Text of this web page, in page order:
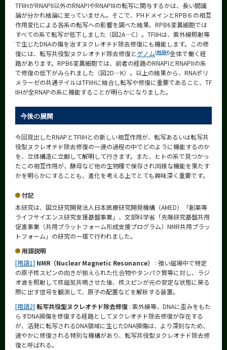
TFIIHがRNAPII以外のRNAPIやRNAPIIIの転写に関与するかは、長い間議
論が分かれ結論に至っていません。そこで、PHドメインとRPB６の相互
作用変化による各系の転写への影響を調べた結果、RPB6変異細胞では
すべての系で転写が低下しました（図2A—C）。TFIIHは、紫外線照射等
で生じたDNAの傷を治すヌクレオチド除去修復にも機能します。この修
復には、転写共役型ヌクレオチド除去修復とゲノム[用語4]全体で働く経
路があります。RPB6変異細胞では、前者の経路のRNAPIとRNAPIIの系
で修復の低下がみられました（図2D—K）。以上の結果から、RNAポリ
メラーゼの共通テイルはTFIIHに結合し転写や修復に重要であること、TF
IIHが全RNAPの系に機能することが明らかになりました。
今後の展開
今回見出したRNAPとTFIIHとの新しい相互作用が、転写あるいは転写共
役型ヌクレオチド除去修復の一連の過程の中でどのように機能するのか
を、立体構造に立脚して解明して行きます。また、ヒトの系で見つかっ
たこの相互作用が、酵母など他の生物種で保存され同様な機能を果たす
かを明らかにすることも、進化を考える上でとても興味深く重要です。
付記
本研究は、国立研究開発法人日本医療研究開発機構（AMED）「創薬等
ライフサイエンス研究支援基盤事業」、文部科学省「先端研究基盤共用
促進事業（共用プラットフォーム形成支援プログラム）NMR共用プラッ
トフォーム」の研究の一環で行われました。
用語説明
[用語1] NMR（Nuclear Magnetic Resonance）
: 強い磁場中で特定
の原子核スピンの向きが揃えられた化合物やタンパク質等に対し、ラジ
オ波を照射して核磁気共鳴させた後、核スピンが元の安定な状態に戻る
際に出す信号を観測して、原子の配置などを解析する装置。
[用語2] 転写共役型ヌクレオチド除去修復 : 紫外線等、DNAに歪みをもた
らすDNA損傷を修復する経路としてヌクレオチド除去修復が存在する
が、活発に転写されるDNA領域に生じたDNA損傷は、より深刻なため、
速やかに修復される特別な機構があり、転写共役型ヌクレオチド除去修
復と呼ばれる。